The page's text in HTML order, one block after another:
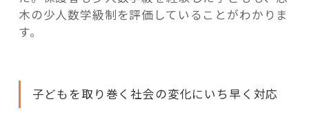
木の少人数学級制を評価していることがわかりま
す。
子どもを取り巻く社会の変化にいち早く対応